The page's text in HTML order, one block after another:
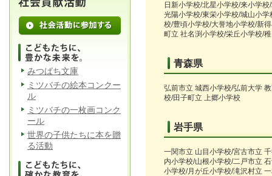
日新小学校/北星小学校/来小学
光陽小学校/東栄小学校/城山小
校/豊頃小学校/大誉地小学校/新
町立 社名渕小学校/栄丘小学校/
青森県
弘前市立 城西小学校/弘前大学
校/田子町立 上郷小学校
岩手県
一関市立 山目小学校/宮古市立
内小学校/山根小学校/二戸市立
小学校/月が丘小学校/滝沢村立
みつばち文庫
ミツバチの絵本コンクー
ル
ミツバチの一枚画コンク
ール
世界の子供たちに本を贈
る活動